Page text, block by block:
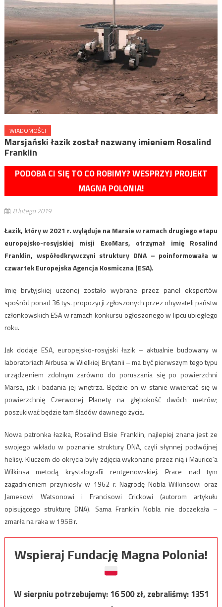
WIADOMOŚCI
Marsjański łazik został nazwany imieniem Rosalind
Franklin
PODOBA CI SIĘ TO CO ROBIMY? WESPRZYJ PROJEKT
MAGNA POLONIA!
8 lutego 2019
Łazik, który w 2021 r. wyląduje na Marsie w ramach drugiego etapu
europejsko-rosyjskiej misji ExoMars, otrzymał imię Rosalind
Franklin, współodkrywczyni struktury DNA – poinformowała w
czwartek Europejska Agencja Kosmiczna (ESA).
Imię brytyjskiej uczonej zostało wybrane przez panel ekspertów
spośród ponad 36 tys. propozycji zgłoszonych przez obywateli państw
członkowskich ESA w ramach konkursu ogłoszonego w lipcu ubiegłego
roku.
Jak dodaje ESA, europejsko-rosyjski łazik – aktualnie budowany w
laboratoriach Airbusa w Wielkiej Brytanii – ma być pierwszym tego typu
urządzeniem zdolnym zarówno do poruszania się po powierzchni
Marsa, jak i badania jej wnętrza. Będzie on w stanie wwiercać się w
powierzchnię Czerwonej Planety na głębokość dwóch metrów;
poszukiwać będzie tam śladów dawnego życia.
Nowa patronka łazika, Rosalind Elsie Franklin, najlepiej znana jest ze
swojego wkładu w poznanie struktury DNA, czyli słynnej podwójnej
helisy. Kluczem do okrycia były zdjęcia wykonane przez nią i Maurice`a
Wilkinsa metodą krystalografii rentgenowskiej. Prace nad tym
zagadnieniem przyniosły w 1962 r. Nagrodę Nobla Wilkinsowi oraz
Jamesowi Watsonowi i Francisowi Crickowi (autorom artykułu
opisującego strukturę DNA). Sama Franklin Nobla nie doczekała –
zmarła na raka w 1958 r.
Wspieraj Fundację Magna Polonia!
W sierpniu potrzebujemy:16 500zł, zebraliśmy:1351